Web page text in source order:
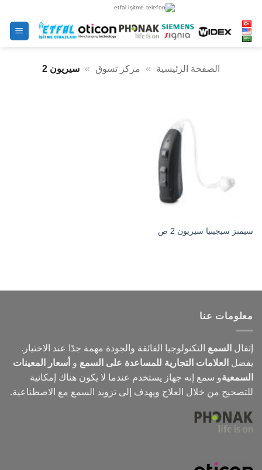
الى
المحتوى
الصفحة الرئيسية » مركز تسوق » سيريون 2
سيمنز سيجينيا سيريون 2 ص
معلومات عنا
إتفال السمع التكنولوجيا الفائقة والجودة مهمة جدًا عند الاختيار.
يفضل العلامات التجارية للمساعدة على السمع و أسعار المعينات
السمعيةو سمع إنه جهاز يستخدم عندما لا يكون هناك إمكانية
للتصحيح من خلال العلاج ويهدف إلى تزويد السمع مع الاصطناعية.